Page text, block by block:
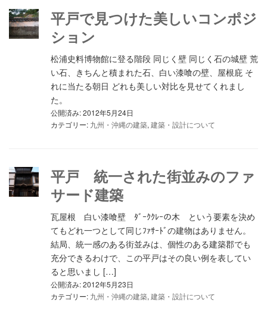
平戸で見つけた美しいコンポジ
ション
松浦史料博物館に登る階段 同じく壁 同じく石の城壁 荒
い石、きちんと積まれた石、白い漆喰の壁、屋根庇 そ
れに当たる朝日 どれも美しい対比を見せてくれまし
た。
公開済み: 2012年5月24日
カテゴリー: 九州・沖縄の建築, 建築・設計について
平戸 統一された街並みのファ
サード建築
瓦屋根 白い漆喰壁 ﾀﾞｰｸｸﾚｰの木 という要素を決め
てもどれ一つとして同じﾌｧｻｰﾄﾞの建物はありません。
結局、統一感のある街並みは、個性のある建築郡でも
充分できるわけで、この平戸はその良い例を表してい
ると思いまし […]
公開済み: 2012年5月23日
カテゴリー: 九州・沖縄の建築, 建築・設計について